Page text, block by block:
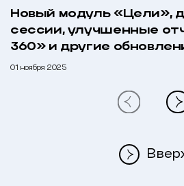
Новый модуль «Цели»,
сессии, улучшенные
360» и другие
01 ноября 2025